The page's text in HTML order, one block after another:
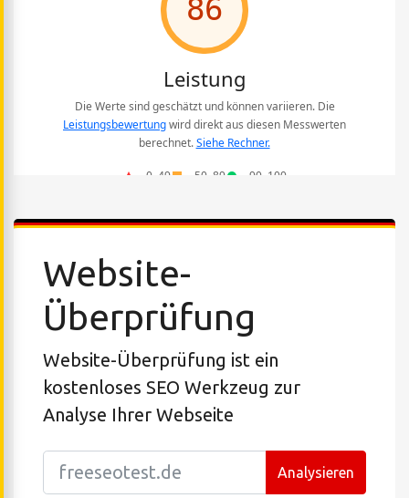
Website-
Überprüfung
Website-Überprüfung ist ein
kostenloses SEO Werkzeug zur
Analyse Ihrer Webseite
Analysieren